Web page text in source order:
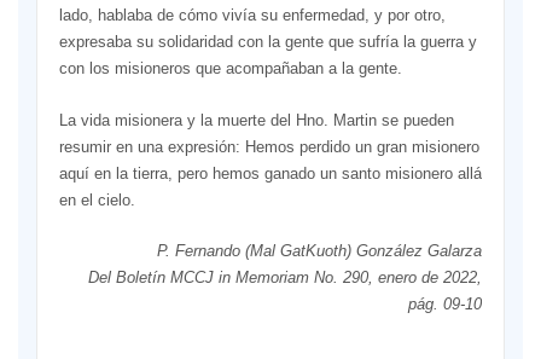
lado, hablaba de cómo vivía su enfermedad, y por otro,
expresaba su solidaridad con la gente que sufría la guerra y
con los misioneros que acompañaban a la gente.
La vida misionera y la muerte del Hno. Martin se pueden
resumir en una expresión: Hemos perdido un gran misionero
aquí en la tierra, pero hemos ganado un santo misionero allá
en el cielo.
P. Fernando (Mal GatKuoth) González Galarza
Del Boletín MCCJ in Memoriam No. 290, enero de 2022,
pág. 09-10